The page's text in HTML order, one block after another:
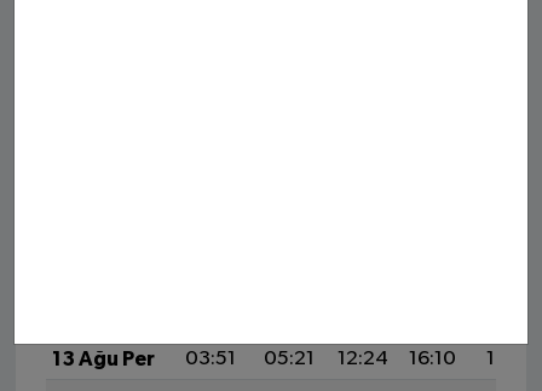
13 Ağu Per
03:51 05:21 12:24 16:10
19:18